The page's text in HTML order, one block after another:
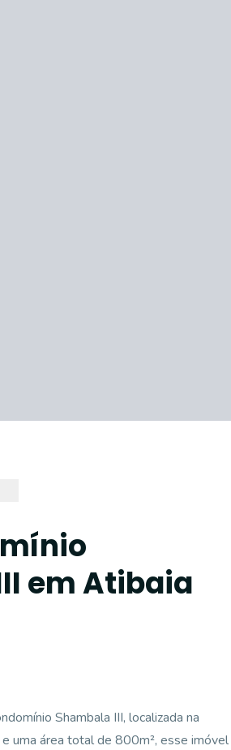
em Atibaia
Shambala III, localizada na
uma área total de 800m², esse imóvel